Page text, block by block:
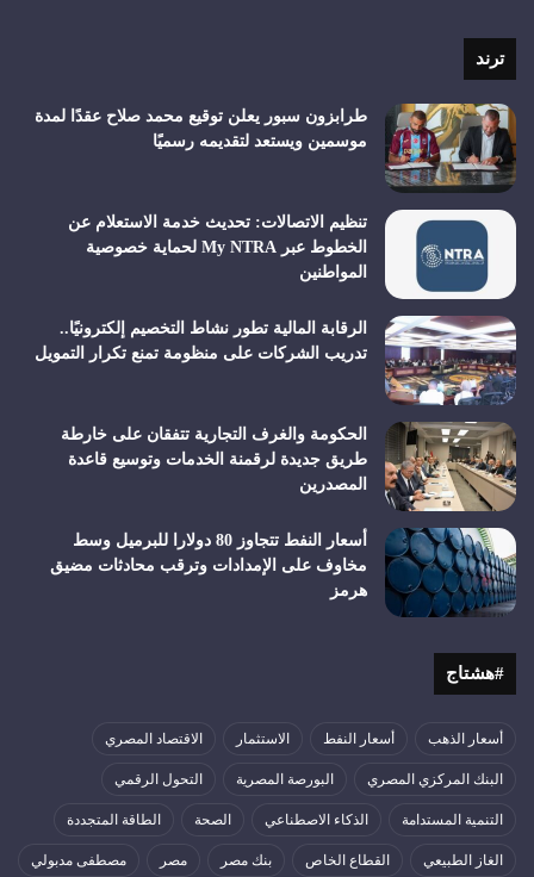
ترند
طرابزون سبور يعلن توقيع محمد صلاح عقدًا لمدة
موسمين ويستعد لتقديمه رسميًا
تنظيم الاتصالات: تحديث خدمة الاستعلام عن
الخطوط عبر My NTRA لحماية خصوصية
المواطنين
الرقابة المالية تطور نشاط التخصيم إلكترونيًا..
تدريب الشركات على منظومة تمنع تكرار التمويل
الحكومة والغرف التجارية تتفقان على خارطة
طريق جديدة لرقمنة الخدمات وتوسيع قاعدة
المصدرين
أسعار النفط تتجاوز 80 دولارا للبرميل وسط
مخاوف على الإمدادات وترقب محادثات مضيق
هرمز
#هشتاج
أسعار الذهب أسعار النفط الاستثمار الاقتصاد المصري
البنك المركزي المصري البورصة المصرية التحول الرقمي
التنمية المستدامة الذكاء الاصطناعي الصحة الطاقة المتجددة
الغاز الطبيعي القطاع الخاص بنك مصر مصر مصطفى مدبولي